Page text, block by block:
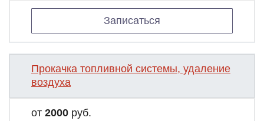
Записаться
Прокачка топливной системы, удаление
воздуха
от 2000 руб.